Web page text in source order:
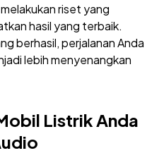
riset yang
hasil yang terbaik.
berhasil, perjalanan Anda
lebih menyenangkan
Listrik Anda